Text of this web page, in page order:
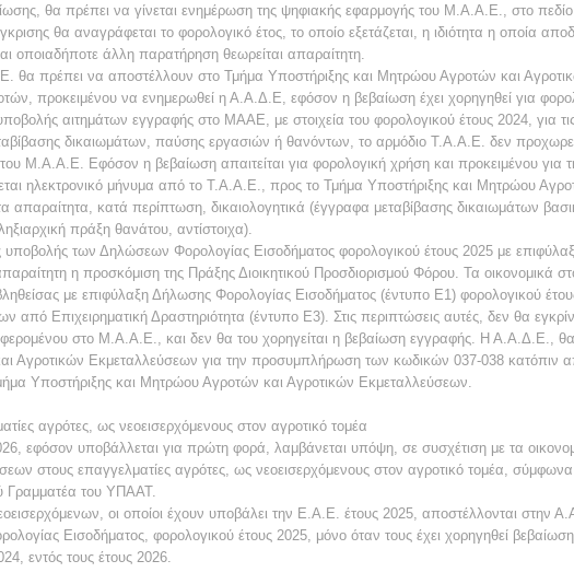
θα πρέπει να γίνεται ενημέρωση της ψηφιακής εφαρμογής του Μ.Α.Α.Ε., στο
θα αναγράφεται το φορολογικό έτος, το οποίο εξετάζεται, η ιδιότητα η οποία
οποιαδήποτε άλλη παρατήρηση θεωρείται απαραίτητη.
θα πρέπει να αποστέλλουν στο Τμήμα Υποστήριξης και Μητρώου Αγροτών και
προκειμένου να ενημερωθεί η Α.Α.Δ.Ε, εφόσον η βεβαίωση έχει χορηγηθεί για
αιτημάτων εγγραφής στο ΜΑΑΕ, με στοιχεία του φορολογικού έτους 2024, για
δικαιωμάτων, παύσης εργασιών ή θανόντων, το αρμόδιο Τ.Α.Α.Ε. δεν
Μ.Α.Α.Ε. Εφόσον η βεβαίωση απαιτείται για φορολογική χρήση και προκειμένου για
ηλεκτρονικό μήνυμα από το Τ.Α.Α.Ε., προς το Τμήμα Υποστήριξης και Μητρώου
απαραίτητα, κατά περίπτωση, δικαιολογητικά (έγγραφα μεταβίβασης δικαιωμάτων
πράξη θανάτου, αντίστοιχα).
υποβολής των Δηλώσεων Φορολογίας Εισοδήματος φορολογικού έτους 2025 με
η προσκόμιση της Πράξης Διοικητικού Προσδιορισμού Φόρου. Τα οικονομικά
με επιφύλαξη Δήλωσης Φορολογίας Εισοδήματος (έντυπο Ε1) φορολογικού
από Επιχειρηματική Δραστηριότητα (έντυπο Ε3). Στις περιπτώσεις αυτές, δεν θα
στο Μ.Α.Α.Ε., και δεν θα του χορηγείται η βεβαίωση εγγραφής. Η Α.Α.Δ.Ε.,
Αγροτικών Εκμεταλλεύσεων για την προσυμπλήρωση των κωδικών 037-038 κατόπιν
Υποστήριξης και Μητρώου Αγροτών και Αγροτικών Εκμεταλλεύσεων.
αγρότες, ως νεοεισερχόμενους στον αγροτικό τομέα
εφόσον υποβάλλεται για πρώτη φορά, λαμβάνεται υπόψη, σε συσχέτιση με τα
στους επαγγελματίες αγρότες, ως νεοεισερχόμενους στον αγροτικό τομέα,
Γραμματέα του ΥΠΑΑΤ.
οι οποίοι έχουν υποβάλει την Ε.Α.Ε. έτους 2025, αποστέλλονται
Εισοδήματος, φορολογικού έτους 2025, μόνο όταν τους έχει χορηγηθεί
εντός τους έτους 2026.